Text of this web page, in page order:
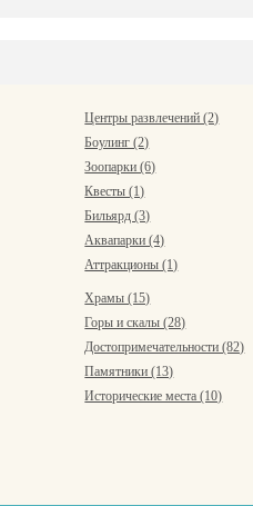
Центры развлечений (2)
Боулинг (2)
Зоопарки (6)
Квесты (1)
Бильярд (3)
Аквапарки (4)
Аттракционы (1)
Храмы (15)
Горы и скалы (28)
Достопримечательности (82)
Памятники (13)
Исторические места (10)